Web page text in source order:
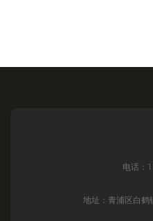
电话：
地址：青浦区白鹤